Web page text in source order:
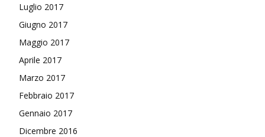
Luglio 2017
Giugno 2017
Maggio 2017
Aprile 2017
Marzo 2017
Febbraio 2017
Gennaio 2017
Dicembre 2016